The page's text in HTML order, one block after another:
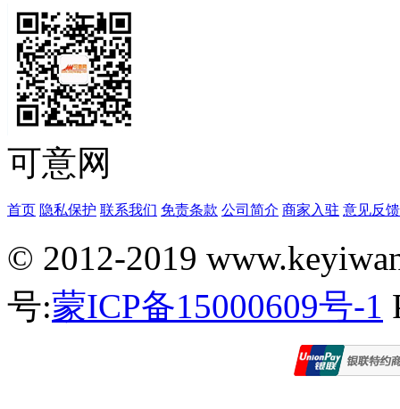
可意网
首页 隐私保护 联系我们 免责条款 公司简介 商家入驻 意见反馈
© 2012-2019
号:蒙ICP备15000609号-1